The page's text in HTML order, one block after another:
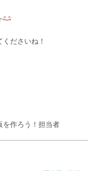
ださいね！
作ろう！担当者